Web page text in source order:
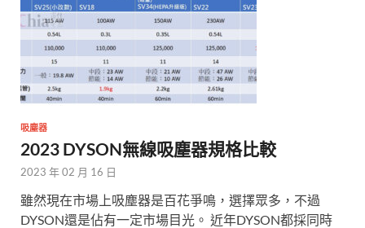
吸塵器
2023 DYSON無線吸塵器規格比較
2023 年 02 月 16 日
雖然現在市場上吸塵器是百花爭鳴，選擇眾多，不過
DYSON還是佔有一定市場目光。 近年DYSON都採同時